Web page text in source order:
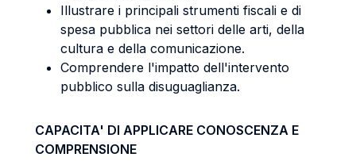
Illustrare i principali strumenti fiscali e di
spesa pubblica nei settori delle arti, della
cultura e della comunicazione.
Comprendere l'impatto dell'intervento
pubblico sulla disuguaglianza.
CAPACITA' DI APPLICARE CONOSCENZA E
COMPRENSIONE